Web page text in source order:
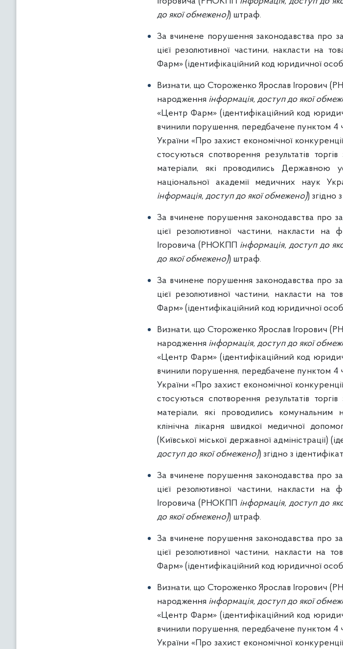
до якої обмежено)) штраф.
За вчинене порушення законодавства про
цієї резолютивної частини, накласти на
Фарм» (ідентифікаційний код юридичної
Визнати, що Стороженко Ярослав Ігорович
народження інформація, доступ до якої
«Центр Фарм» (ідентифікаційний код
вчинили порушення, передбачене пунктом 4
України «Про захист економічної
стосуються спотворення результатів
матеріали, які проводились Державною
національної академії медичних наук
інформація, доступ до якої обмежено)) згідно
За вчинене порушення законодавства про
цієї резолютивної частини, накласти на
Ігоровича (РНОКПП інформація, доступ до
до якої обмежено)) штраф.
За вчинене порушення законодавства про
цієї резолютивної частини, накласти на
Фарм» (ідентифікаційний код юридичної
Визнати, що Стороженко Ярослав Ігорович
народження інформація, доступ до якої
«Центр Фарм» (ідентифікаційний код
вчинили порушення, передбачене пунктом 4
України «Про захист економічної
стосуються спотворення результатів
матеріали, які проводились комунальним
клінічна лікарня швидкої медичної
(Київської міської державної
доступ до якої обмежено)) згідно з
За вчинене порушення законодавства про
цієї резолютивної частини, накласти на
Ігоровича (РНОКПП інформація, доступ до
до якої обмежено)) штраф.
За вчинене порушення законодавства про
цієї резолютивної частини, накласти на
Фарм» (ідентифікаційний код юридичної
Визнати, що Стороженко Ярослав Ігорович
народження інформація, доступ до якої
«Центр Фарм» (ідентифікаційний код
вчинили порушення, передбачене пунктом 4
України «Про захист економічної